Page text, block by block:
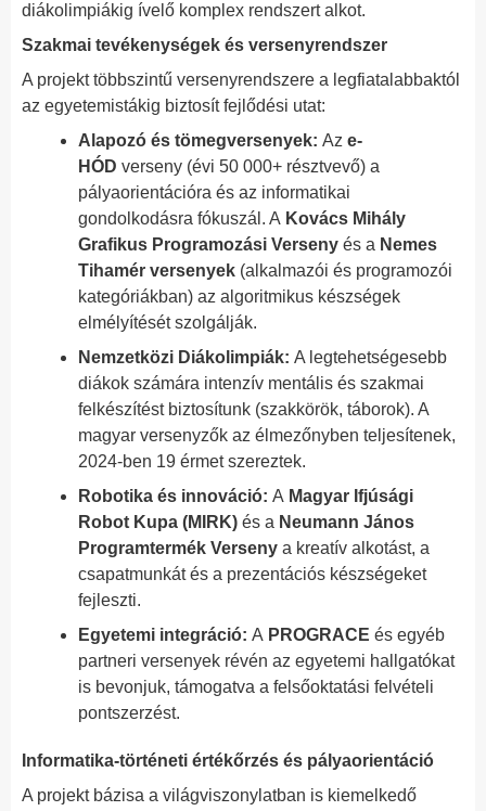
diákolimpiákig ívelő komplex rendszert alkot.
Szakmai tevékenységek és versenyrendszer
A projekt többszintű versenyrendszere a legfiatalabbaktól
az egyetemistákig biztosít fejlődési utat:
Alapozó és tömegversenyek: Az e-
HÓD verseny (évi 50 000+ résztvevő) a
pályaorientációra és az informatikai
gondolkodásra fókuszál. A Kovács Mihály
Grafikus Programozási Verseny és a Nemes
Tihamér versenyek (alkalmazói és programozói
kategóriákban) az algoritmikus készségek
elmélyítését szolgálják.
Nemzetközi Diákolimpiák: A legtehetségesebb
diákok számára intenzív mentális és szakmai
felkészítést biztosítunk (szakkörök, táborok). A
magyar versenyzők az élmezőnyben teljesítenek,
2024-ben 19 érmet szereztek.
Robotika és innováció: A Magyar Ifjúsági
Robot Kupa (MIRK) és a Neumann János
Programtermék Verseny a kreatív alkotást, a
csapatmunkát és a prezentációs készségeket
fejleszti.
Egyetemi integráció: A PROGRACE és egyéb
partneri versenyek révén az egyetemi hallgatókat
is bevonjuk, támogatva a felsőoktatási felvételi
pontszerzést.
Informatika-történeti értékőrzés és pályaorientáció
A projekt bázisa a világviszonylatban is kiemelkedő